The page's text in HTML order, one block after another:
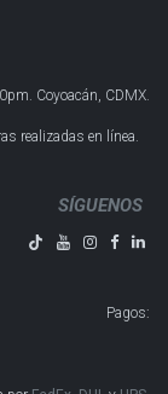
Coyoacán, CDMX.
realizadas en línea.
SÍGUENOS
Pagos: